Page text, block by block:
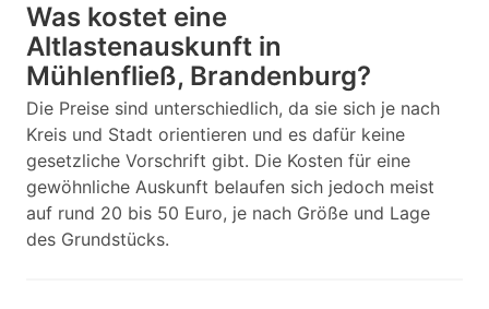
Was kostet eine
Altlastenauskunft in
Mühlenfließ, Brandenburg?
Die Preise sind unterschiedlich, da sie sich je nach
Kreis und Stadt orientieren und es dafür keine
gesetzliche Vorschrift gibt. Die Kosten für eine
gewöhnliche Auskunft belaufen sich jedoch meist
auf rund 20 bis 50 Euro, je nach Größe und Lage
des Grundstücks.